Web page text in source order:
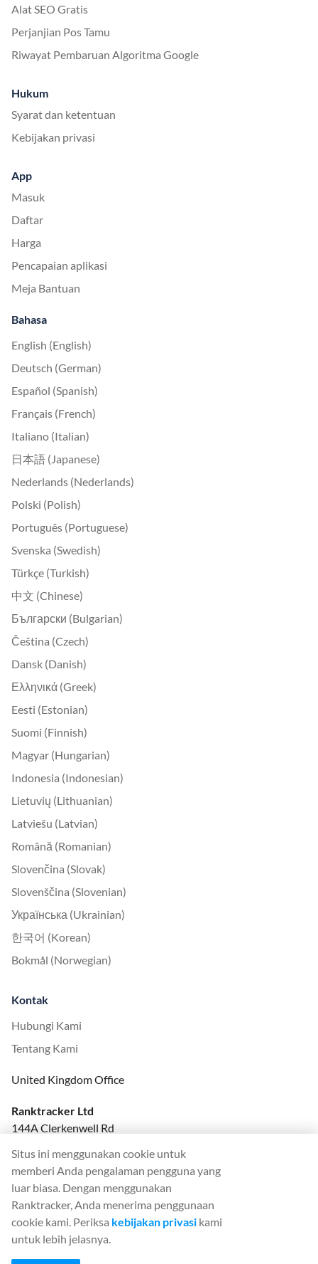
Alat SEO Gratis
Perjanjian Pos Tamu
Riwayat Pembaruan Algoritma Google
Hukum
Syarat dan ketentuan
Kebijakan privasi
App
Masuk
Daftar
Harga
Pencapaian aplikasi
Meja Bantuan
Bahasa
English (English)
Deutsch (German)
Español (Spanish)
Français (French)
Italiano (Italian)
日本語 (Japanese)
Nederlands (Nederlands)
Polski (Polish)
Português (Portuguese)
Svenska (Swedish)
Türkçe (Turkish)
中文 (Chinese)
Български (Bulgarian)
Čeština (Czech)
Dansk (Danish)
Ελληνικά (Greek)
Eesti (Estonian)
Suomi (Finnish)
Magyar (Hungarian)
Indonesia (Indonesian)
Lietuvių (Lithuanian)
Latviešu (Latvian)
Română (Romanian)
Slovenčina (Slovak)
Slovenščina (Slovenian)
Українська (Ukrainian)
한국어 (Korean)
Bokmål (Norwegian)
Kontak
Hubungi Kami
Tentang Kami
United Kingdom Office
Ranktracker Ltd
144A Clerkenwell Rd
Company No: 08820809
felix@ranktracker.com
2015 -2026© Ranktracker. All Rights Reserved.
Situs ini menggunakan cookie untuk
memberi Anda pengalaman pengguna yang
luar biasa. Dengan menggunakan
Ranktracker, Anda menerima penggunaan
cookie kami. Periksa kebijakan privasi kami
untuk lebih jelasnya.